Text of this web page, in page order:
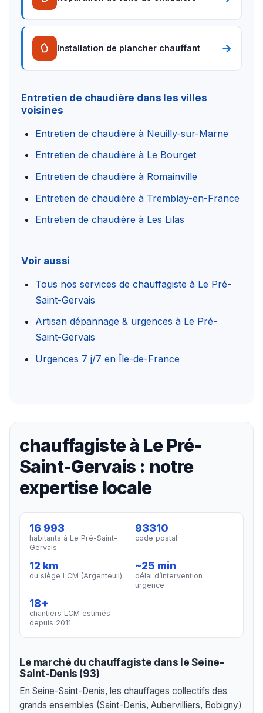
Installation de plancher chauffant →
Entretien de chaudière dans les villes
voisines
Entretien de chaudière à Neuilly-sur-Marne
Entretien de chaudière à Le Bourget
Entretien de chaudière à Romainville
Entretien de chaudière à Tremblay-en-France
Entretien de chaudière à Les Lilas
Voir aussi
Tous nos services de chauffagiste à Le Pré-
Saint-Gervais
Artisan dépannage & urgences à Le Pré-
Saint-Gervais
Urgences 7 j/7 en Île-de-France
chauffagiste à Le Pré-
Saint-Gervais : notre
expertise locale
16 993
habitants à Le Pré-Saint-
Gervais
93310
code postal
12 km
du siège LCM (Argenteuil)
~25 min
délai d’intervention
urgence
18+
chantiers LCM estimés
depuis 2011
Le marché du chauffagiste dans le Seine-
Saint-Denis (93)
En Seine-Saint-Denis, les chauffages collectifs des
grands ensembles (Saint-Denis, Aubervilliers, Bobigny)